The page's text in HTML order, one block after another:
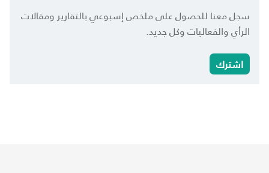
سجل معنا للحصول على ملخص إسبوعي بالتقارير ومقالات
الرأي والفعاليات وكل جديد.
اشترك